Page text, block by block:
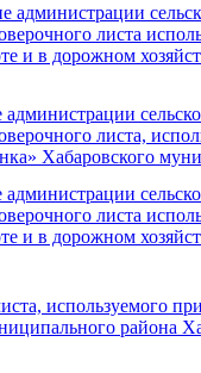
листа
и в дорожном
листа,
Хабаровского
листа
и в дорожном
используемого
района